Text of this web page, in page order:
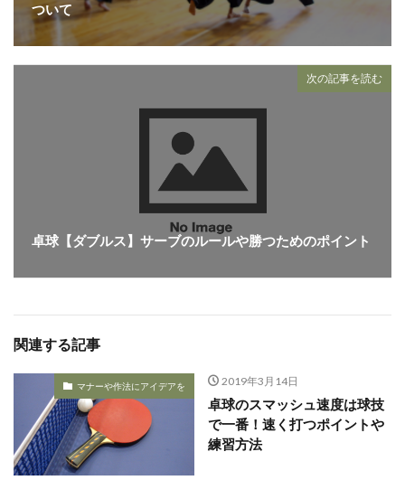
ついて
次の記事を読む
卓球【ダブルス】サーブのルールや勝つためのポイント
関連する記事
マナーや作法にアイデアを 2019年3月14日
卓球のスマッシュ速度は球技
で一番！速く打つポイントや
練習方法